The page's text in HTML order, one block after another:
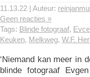
11.13.22 | Auteur:
Geen reacties »
Tags: Blinde fotograaf,
Keuken, Melkweg, W.F.
‘Niemand kan meer in
blinde fotograaf